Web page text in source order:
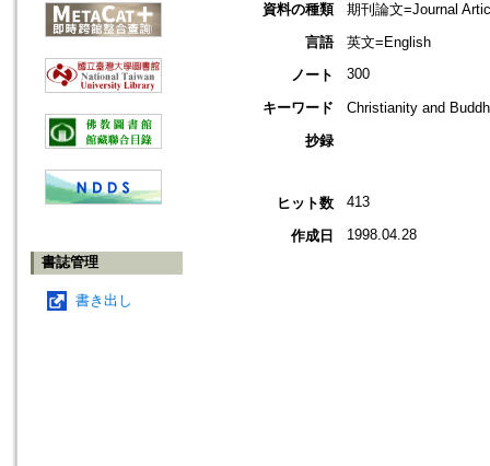
書誌管理
書き出し
資料の種類
期刊論文=Journal
言語
英文=English
ノート
300
キーワード
Christianity and
抄録
ヒット数 413
作成日 1998.04.28